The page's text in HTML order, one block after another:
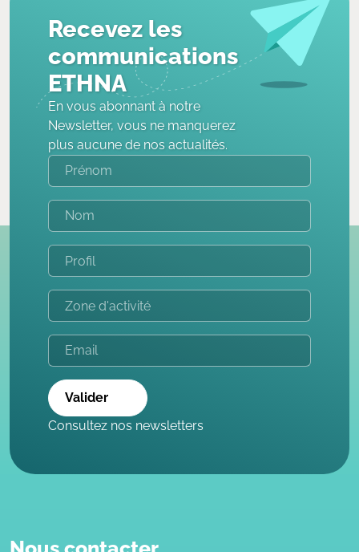
Recevez les
communications
ETHNA
En vous abonnant à notre
Newsletter, vous ne manquerez
plus aucune de nos actualités.
Valider
Consultez nos newsletters